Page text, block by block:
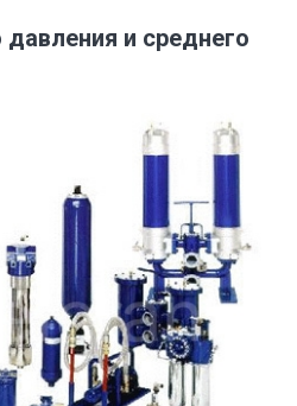
и среднего